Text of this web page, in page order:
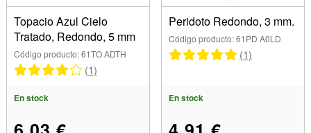
Topacio Azul Cielo
Tratado, Redondo, 5 mm
Código producto: 61TO ADTH
(1)
En stock
Peridoto Redondo, 3 mm.
Código producto: 61PD A0LD
(1)
En stock